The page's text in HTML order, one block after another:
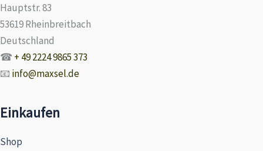
Hauptstr. 83
53619 Rheinbreitbach
Deutschland
☎ + 49 2224 9865 373
📧 info@maxsel.de
Einkaufen
Shop